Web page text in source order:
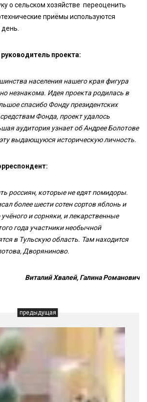
о сельском хозяйстве переоценить
приёмы используются
проекта:
населения нашего края фигура
незнакома. Идея проекта родилась в
спасибо Фонду президентских
Фонда, проект удалось
аудитория узнает об Андрее Болотове
выдающуюся историческую личность.
россиян, которые не едят помидоры.
более шести сотен сортов яблонь и
и сорняки, и лекарственные
года участники необычной
в Тульскую область. Там находится
Дворяниново.
Виталий Хвалей, Галина Романович
предыдущая